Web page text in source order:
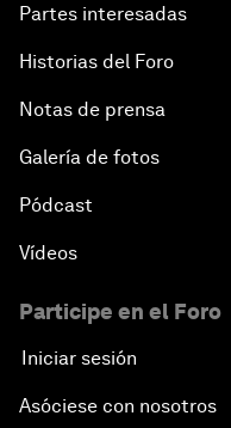
Partes interesadas
Historias del Foro
Notas de prensa
Galería de fotos
Pódcast
Vídeos
Participe en el Foro
Iniciar sesión
Asóciese con nosotros